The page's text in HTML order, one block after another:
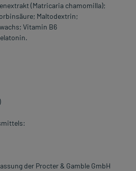
(Matricaria chamomilla);
Maltodextrin;
Vitamin B6
der Procter & Gamble GmbH